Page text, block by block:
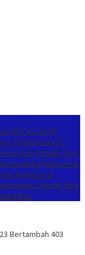
HUT ke-81 RI,
Pelita Putra FC
Adu Penalti Tren
MahalMengenal
Terkuras di
Daerah Usai
Bertambah 403